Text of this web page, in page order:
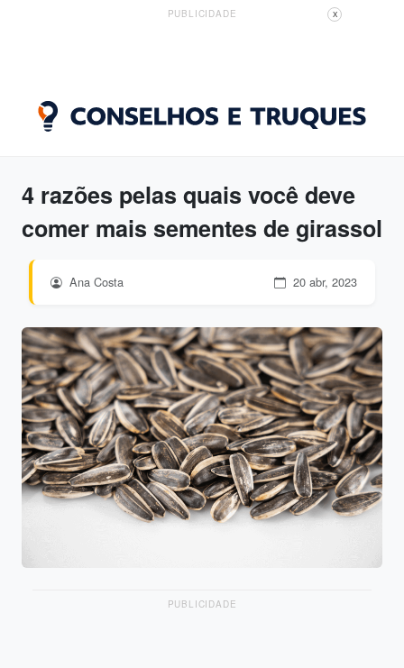
PUBLICIDADE X
4 razões pelas quais você deve
comer mais sementes de girassol
Ana Costa 20 abr, 2023
PUBLICIDADE